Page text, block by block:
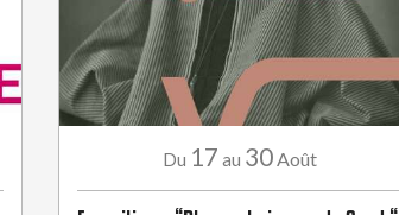
Du 17 au 30Août